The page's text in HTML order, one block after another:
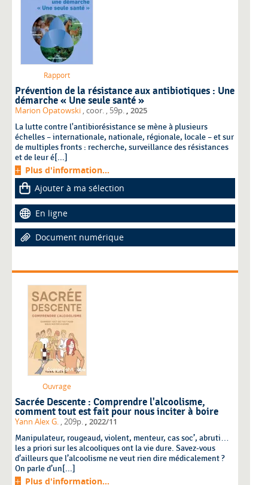
Rapport
Prévention de la résistance aux antibiotiques : Une
démarche « Une seule santé »
Marion Opatowski , coor. , 59p. 2025
La lutte contre l'antibiorésistance se mène à plusieurs
échelles – internationale, nationale, régionale, locale – et sur
de multiples fronts : recherche, surveillance des résistances
et de leur é[...]
Plus d'information...
Ajouter à ma sélection
En ligne
Document numérique
Ouvrage
Sacrée Descente : Comprendre l'alcoolisme,
comment tout est fait pour nous inciter à boire
Yann Alex G. , 209p. , 2022/11
Manipulateur, rougeaud, violent, menteur, cas soc’, abruti…
les a priori sur les alcooliques ont la vie dure. Savez-vous
d’ailleurs que l’alcoolisme ne veut rien dire médicalement ?
On parle d’un[...]
Plus d'information...